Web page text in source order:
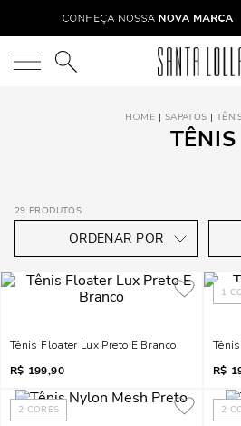
O que você está procurando?
SAPATOS
TÊNIS
29 PRODUTOS
Tênis Floater Lux Preto E Branco
R$ 199,90
1
R$
2 CORES 2